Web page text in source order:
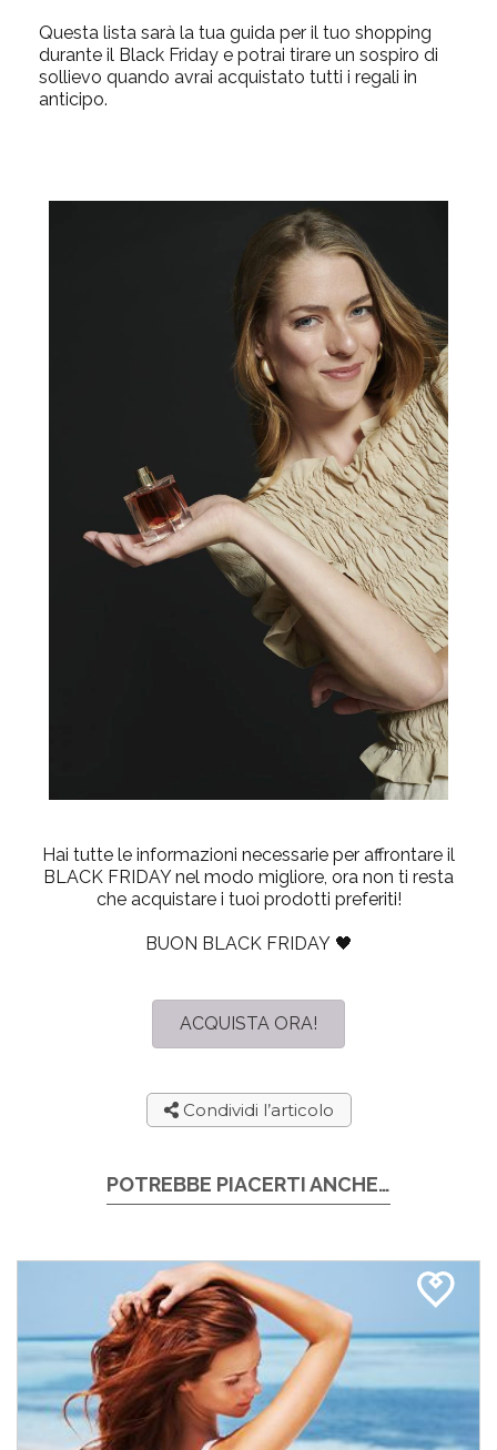
Questa lista sarà la tua guida per il tuo shopping
durante il Black Friday e potrai tirare un sospiro di
sollievo quando avrai acquistato tutti i regali in
anticipo.
Hai tutte le informazioni necessarie per affrontare il
BLACK FRIDAY nel modo migliore, ora non ti resta
che acquistare i tuoi prodotti preferiti!
BUON BLACK FRIDAY🖤
ACQUISTA ORA!
Condividi l’articolo
POTREBBE PIACERTI ANCHE…